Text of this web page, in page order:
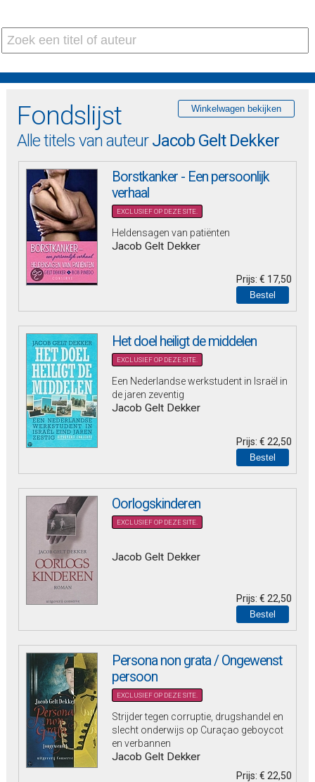
Fondslijst
Alle titels van auteurJacob Gelt Dekker
Borstkanker - Een persoonlijk
verhaal
EXCLUSIEF OP DEZE SITE.
Heldensagen van patiënten
Jacob Gelt Dekker
Prijs:€ 17,50
Het doel heiligt de middelen
EXCLUSIEF OP DEZE SITE.
Een Nederlandse werkstudent in Israël in
de jaren zeventig
Jacob Gelt Dekker
Prijs:€ 22,50
Oorlogskinderen
EXCLUSIEF OP DEZE SITE.
Jacob Gelt Dekker
Prijs:€ 22,50
Persona non grata / Ongewenst
persoon
EXCLUSIEF OP DEZE SITE.
Strijder tegen corruptie, drugshandel en
slecht onderwijs op Curaçao geboycot
en verbannen
Jacob Gelt Dekker
Prijs:€ 22,50